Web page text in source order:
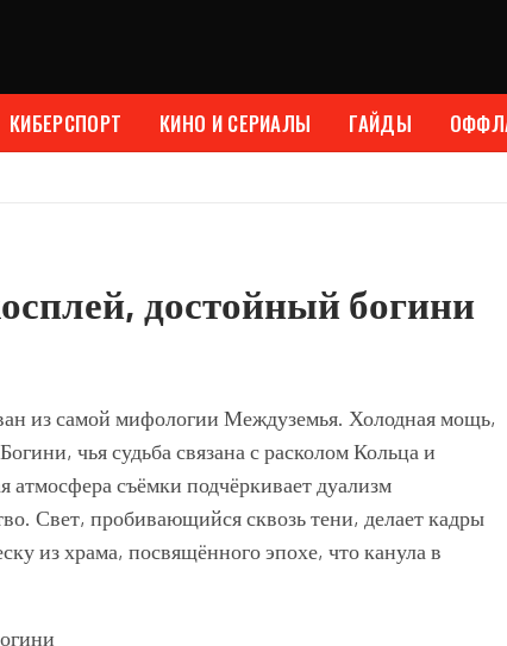
КИБЕРСПОРТ КИНО И СЕРИАЛЫ ГАЙДЫ
достойный богини
из самой мифологии Междуземья. Холодная мощь,
чья судьба связана с расколом Кольца и
съёмки подчёркивает дуализм
Свет, пробивающийся сквозь тени, делает кадры
из храма, посвящённого эпохе, что канула в